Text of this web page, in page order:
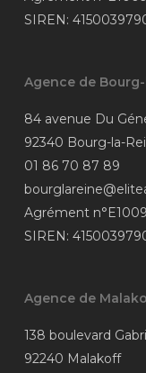
SIREN:
Agence de
84 avenue Du
92340 Bourg-la-
01 86 70 87 89
Agrément
SIREN:
Agence de
138 boulevard
92240 Malakoff